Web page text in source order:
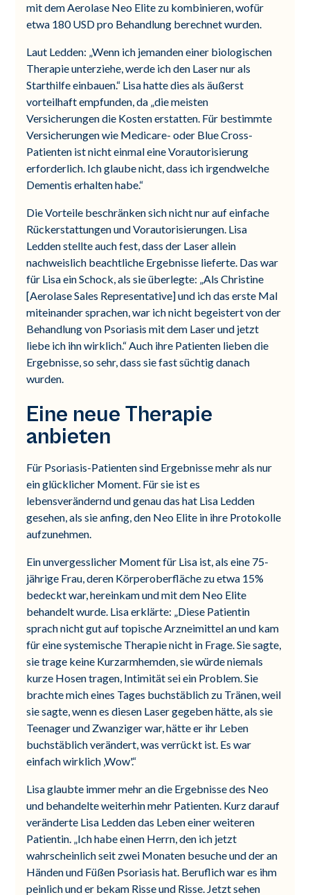
mit dem Aerolase Neo Elite zu kombinieren, wofür
etwa 180 USD pro Behandlung berechnet wurden.
Laut Ledden: „Wenn ich jemanden einer biologischen
Therapie unterziehe, werde ich den Laser nur als
Starthilfe einbauen.“ Lisa hatte dies als äußerst
vorteilhaft empfunden, da „die meisten
Versicherungen die Kosten erstatten. Für bestimmte
Versicherungen wie Medicare- oder Blue Cross-
Patienten ist nicht einmal eine Vorautorisierung
erforderlich. Ich glaube nicht, dass ich irgendwelche
Dementis erhalten habe.“
Die Vorteile beschränken sich nicht nur auf einfache
Rückerstattungen und Vorautorisierungen. Lisa
Ledden stellte auch fest, dass der Laser allein
nachweislich beachtliche Ergebnisse lieferte. Das war
für Lisa ein Schock, als sie überlegte: „Als Christine
[Aerolase Sales Representative] und ich das erste Mal
miteinander sprachen, war ich nicht begeistert von der
Behandlung von Psoriasis mit dem Laser und jetzt
liebe ich ihn wirklich.“ Auch ihre Patienten lieben die
Ergebnisse, so sehr, dass sie fast süchtig danach
wurden.
Eine neue Therapie
anbieten
Für Psoriasis-Patienten sind Ergebnisse mehr als nur
ein glücklicher Moment. Für sie ist es
lebensverändernd und genau das hat Lisa Ledden
gesehen, als sie anfing, den Neo Elite in ihre Protokolle
aufzunehmen.
Ein unvergesslicher Moment für Lisa ist, als eine 75-
jährige Frau, deren Körperoberfläche zu etwa 15%
bedeckt war, hereinkam und mit dem Neo Elite
behandelt wurde. Lisa erklärte: „Diese Patientin
sprach nicht gut auf topische Arzneimittel an und kam
für eine systemische Therapie nicht in Frage. Sie sagte,
sie trage keine Kurzarmhemden, sie würde niemals
kurze Hosen tragen, Intimität sei ein Problem. Sie
brachte mich eines Tages buchstäblich zu Tränen, weil
sie sagte, wenn es diesen Laser gegeben hätte, als sie
Teenager und Zwanziger war, hätte er ihr Leben
buchstäblich verändert, was verrückt ist. Es war
einfach wirklich ‚Wow'.“
Lisa glaubte immer mehr an die Ergebnisse des Neo
und behandelte weiterhin mehr Patienten. Kurz darauf
veränderte Lisa Ledden das Leben einer weiteren
Patientin. „Ich habe einen Herrn, den ich jetzt
wahrscheinlich seit zwei Monaten besuche und der an
Händen und Füßen Psoriasis hat. Beruflich war es ihm
peinlich und er bekam Risse und Risse. Jetzt sehen